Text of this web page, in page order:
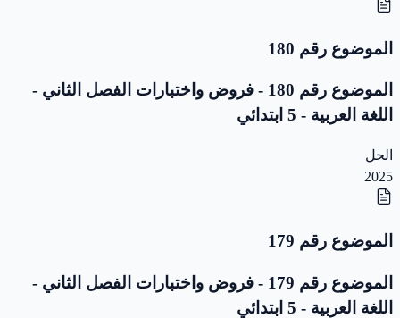
الموضوع رقم 180
الموضوع رقم 180 - فروض واختبارات الفصل الثاني -
اللغة العربية - 5 ابتدائي
الحل
2025
الموضوع رقم 179
الموضوع رقم 179 - فروض واختبارات الفصل الثاني -
اللغة العربية - 5 ابتدائي